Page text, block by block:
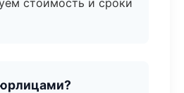
стоимость и сроки